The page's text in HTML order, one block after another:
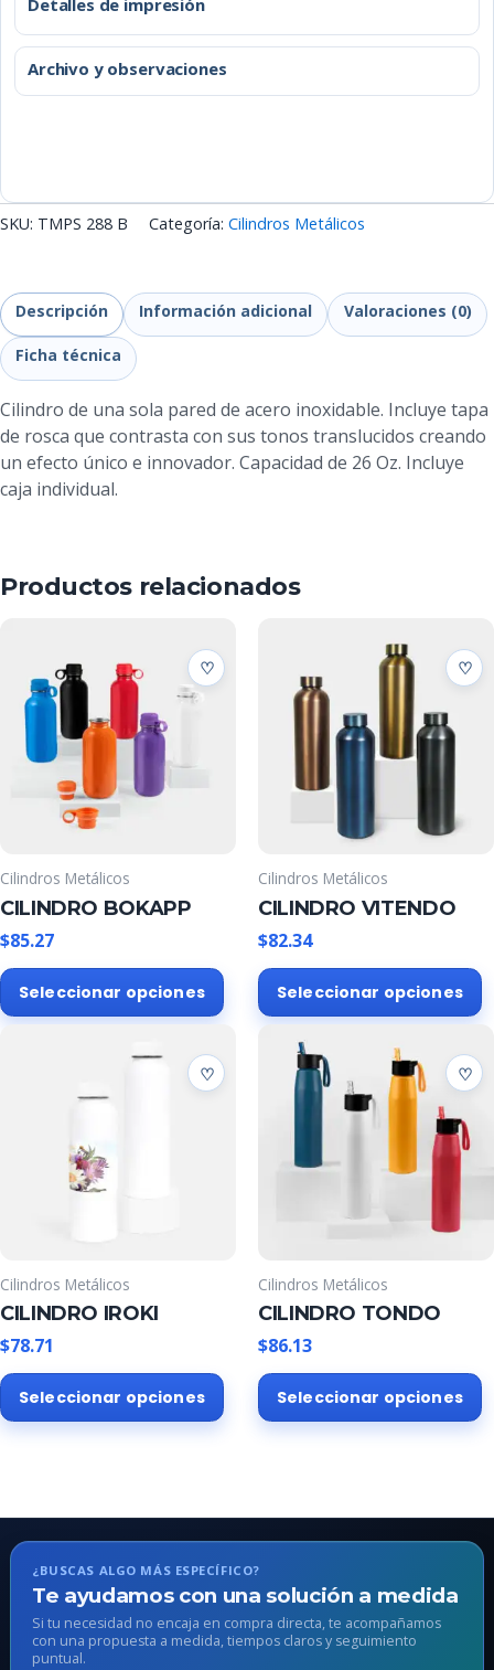
Archivo y observaciones
SKU: TMPS 288 B Categoría: Cilindros Metálicos
Descripción Información adicional Valoraciones (0)
Ficha técnica
Cilindro de una sola pared de acero inoxidable. Incluye tapa
de rosca que contrasta con sus tonos translucidos creando
un efecto único e innovador. Capacidad de 26 Oz. Incluye
caja individual.
Productos relacionados
Cilindros Metálicos
CILINDRO BOKAPP
$85.27
Seleccionar opciones
Este
producto
múltiples
variantes.
página
producto
Cilindros Metálicos
CILINDRO VITENDO
$82.34
Seleccionar opciones
Cilindros Metálicos
CILINDRO IROKI
$78.71
Seleccionar opciones
Este
producto
opciones
se
pueden
elegir
en
Cilindros Metálicos
CILINDRO TONDO
$86.13
Seleccionar opciones
¿BUSCAS ALGO MÁS ESPECÍFICO?
Te ayudamos con una solución a medida
Si tu necesidad no encaja en compra directa, te acompañamos
con una propuesta a medida, tiempos claros y seguimiento
puntual.